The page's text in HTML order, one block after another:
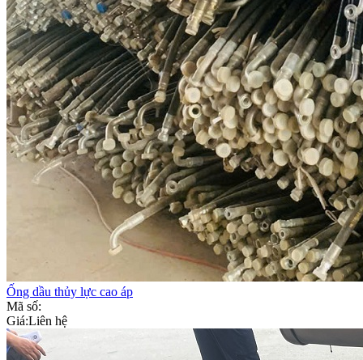
Ống dầu thủy lực cao áp
Mã số:
Giá:Liên hệ